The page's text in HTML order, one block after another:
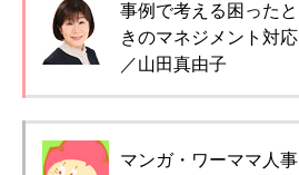
事例で考える困ったと
きのマネジメント対応
／山田真由子
マンガ・ワーママ人事